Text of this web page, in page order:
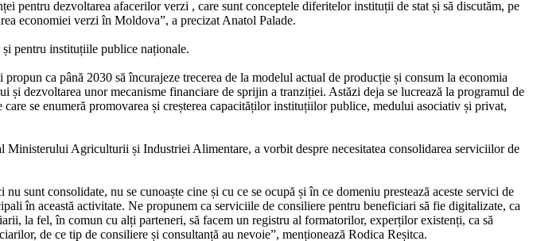
pentru dezvoltarea afacerilor verzi , care sunt conceptele diferitelor instituții de stat și să discutăm, pe
economiei verzi în Moldova”, a precizat Anatol Palade.
pentru instituțiile publice naționale.
ca până 2030 să încurajeze trecerea de la modelul actual de producție și consum la economia
dezvoltarea unor mecanisme financiare de sprijin a tranziției. Astăzi deja se lucrează la programul de
se enumeră promovarea și creșterea capacităților instituțiilor publice, medului asociativ și privat,
Agriculturii și Industriei Alimentare, a vorbit despre necesitatea consolidarea serviciilor de
sunt consolidate, nu se cunoaște cine și cu ce se ocupă și în ce domeniu prestează aceste servici de
în această activitate. Ne propunem ca serviciile de consiliere pentru beneficiari să fie digitalizate, ca
la fel, în comun cu alți parteneri, să facem un registru al formatorilor, experților existenți, ca să
de ce tip de consiliere și consultanță au nevoie”, menționează Rodica Reșitca.